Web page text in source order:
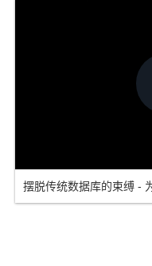
摆脱传统数据库的束缚 -